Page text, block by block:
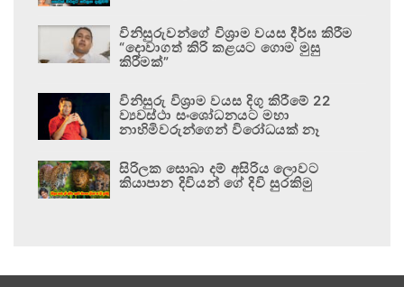
විනිසුරුවන්ගේ විශ්‍රාම වයස දීර්ඝ කිරීම
“දොවාගත් කිරි කළයට ගොම මුසු
කිරීමක්”
විනිසුරු විශ්‍රාම වයස දිගු කිරීමේ 22
ව්‍යවස්ථා සංශෝධනයට මහා
නාහිමිවරුන්ගෙන් විරෝධයක් නෑ
සිරිලක සොබා දම් අසිරිය ලොවට
කියාපාන දිවියන් ගේ දිවි සුරකිමු